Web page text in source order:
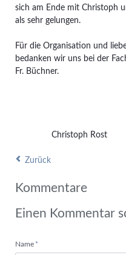
sich am Ende mit Christoph
als sehr gelungen.
Für die Organisation und
bedanken wir uns bei der
Fr. Büchner.
Christoph Rost
Zurück
Kommentare
Einen Kommentar
Pflichtfeld
Name *